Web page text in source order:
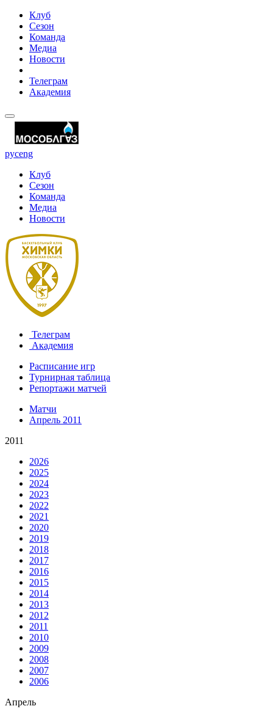
Клуб
Сезон
Команда
Медиа
Новости
Телеграм
Академия
русeng
Клуб
Сезон
Команда
Медиа
Новости
Телеграм
Академия
Расписание игр
Турнирная таблица
Репортажи матчей
Матчи
Апрель 2011
2011
2026
2025
2024
2023
2022
2021
2020
2019
2018
2017
2016
2015
2014
2013
2012
2011
2010
2009
2008
2007
2006
Апрель